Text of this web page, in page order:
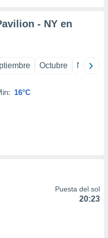
- NY en
Octubre
16°C
Puesta del sol
20:23